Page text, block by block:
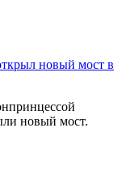
новый мост в
новый мост.